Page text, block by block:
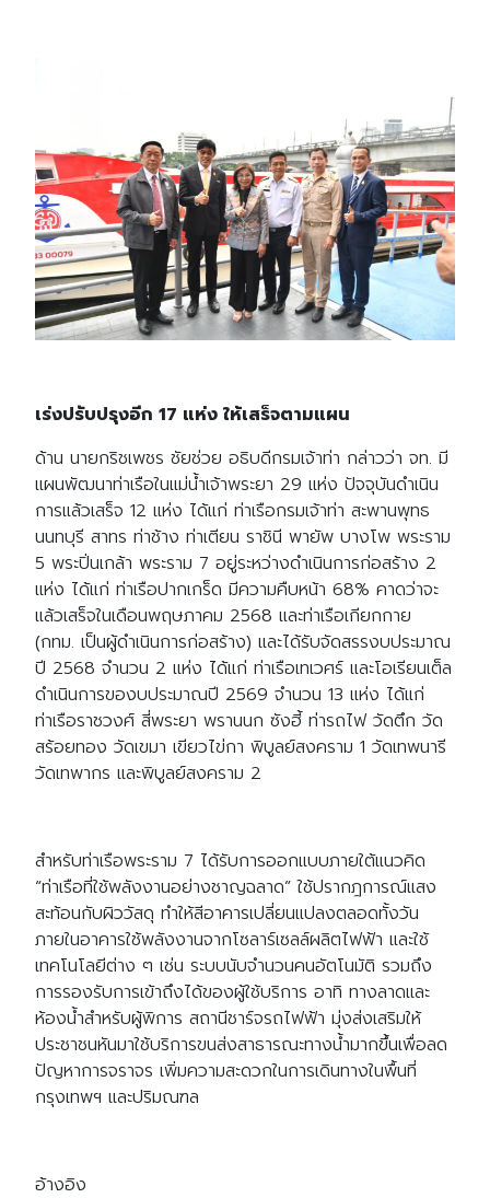
เร่งปรับปรุงอีก 17 แห่ง ให้เสร็จตามแผน
ด้าน นายกริชเพชร ชัยช่วย อธิบดีกรมเจ้าท่า กล่าวว่า จท. มี
แผนพัฒนาท่าเรือในแม่น้ำเจ้าพระยา 29 แห่ง ปัจจุบันดำเนิน
การแล้วเสร็จ 12 แห่ง ได้แก่ ท่าเรือกรมเจ้าท่า สะพานพุทธ
นนทบุรี สาทร ท่าช้าง ท่าเตียน ราชินี พายัพ บางโพ พระราม
5 พระปิ่นเกล้า พระราม 7 อยู่ระหว่างดำเนินการก่อสร้าง 2
แห่ง ได้แก่ ท่าเรือปากเกร็ด มีความคืบหน้า 68% คาดว่าจะ
แล้วเสร็จในเดือนพฤษภาคม 2568 และท่าเรือเกียกกาย
(กทม. เป็นผู้ดำเนินการก่อสร้าง) และได้รับจัดสรรงบประมาณ
ปี 2568 จำนวน 2 แห่ง ได้แก่ ท่าเรือเทเวศร์ และโอเรียนเต็ล
ดำเนินการของบประมาณปี 2569 จำนวน 13 แห่ง ได้แก่
ท่าเรือราชวงศ์ สี่พระยา พรานนก ซังฮี้ ท่ารถไฟ วัดตึก วัด
สร้อยทอง วัดเขมา เขียวไข่กา พิบูลย์สงคราม 1 วัดเทพนารี
วัดเทพากร และพิบูลย์สงคราม 2
สำหรับท่าเรือพระราม 7 ได้รับการออกแบบภายใต้แนวคิด
“ท่าเรือที่ใช้พลังงานอย่างชาญฉลาด” ใช้ปรากฎการณ์แสง
สะท้อนกับผิววัสดุ ทำให้สีอาคารเปลี่ยนแปลงตลอดทั้งวัน
ภายในอาคารใช้พลังงานจากโซลาร์เซลล์ผลิตไฟฟ้า และใช้
เทคโนโลยีต่าง ๆ เช่น ระบบนับจำนวนคนอัตโนมัติ รวมถึง
การรองรับการเข้าถึงได้ของผู้ใช้บริการ อาทิ ทางลาดและ
ห้องน้ำสำหรับผู้พิการ สถานีชาร์จรถไฟฟ้า มุ่งส่งเสริมให้
ประชาชนหันมาใช้บริการขนส่งสาธารณะทางน้ำมากขึ้นเพื่อลด
ปัญหาการจราจร เพิ่มความสะดวกในการเดินทางในพื้นที่
กรุงเทพฯ และปริมณฑล
อ้างอิง